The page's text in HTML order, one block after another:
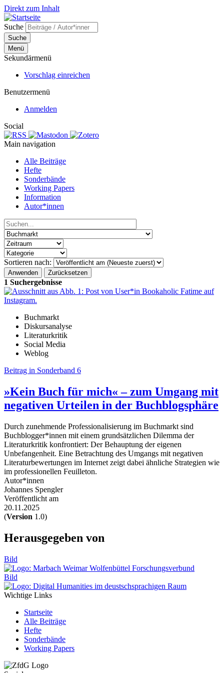
Direkt zum Inhalt
Suche
Suche
Menü
Sekundärmenü
Vorschlag einreichen
Benutzermenü
Anmelden
Social
Main navigation
Alle Beiträge
Hefte
Sonderbände
Working Papers
Information
Autor*innen
Sortieren nach:
1 Suchergebnisse
Buchmarkt
Diskursanalyse
Literaturkritik
Social Media
Weblog
Beitrag in Sonderband 6
»Kein Buch für mich« – zum Umgang mit
negativen Urteilen in der Buchblogsphäre
Durch zunehmende Professionalisierung im Buchmarkt sind
Buchblogger*innen mit einem grundsätzlichen Dilemma der
Literaturkritik konfrontiert: Der Behauptung der eigenen
Unbefangenheit. Eine Betrachtung des Umgangs mit negativen
Literaturbewertungen im Internet zeigt dabei ähnliche Strategien wie
im professionellen Feuilleton.
Autor*innen
Johannes Spengler
Veröffentlicht am
20.11.2025
(Version 1.0)
Herausgegeben von
Bild
Bild
Wichtige Links
Startseite
Alle Beiträge
Hefte
Sonderbände
Working Papers